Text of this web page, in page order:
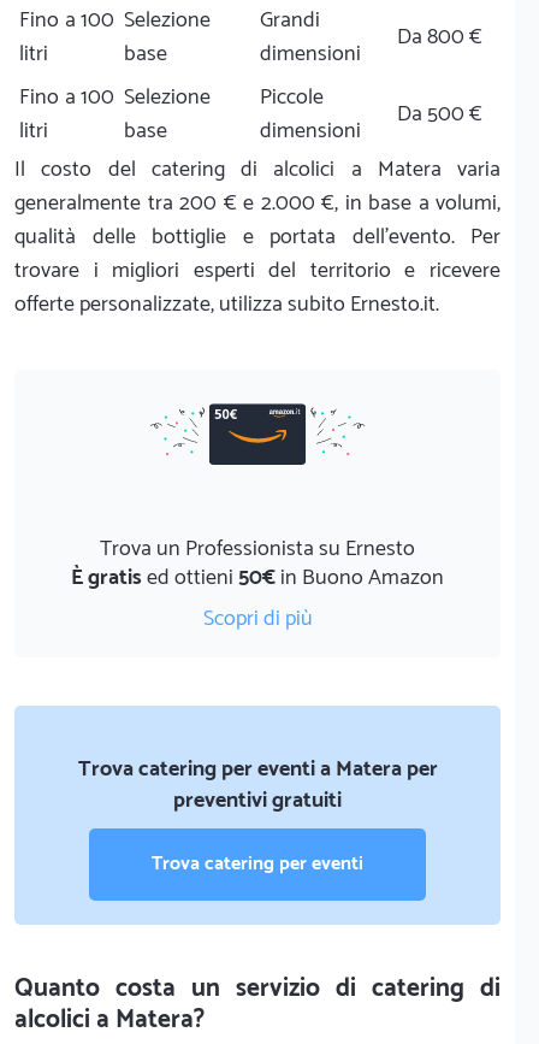
Fino a 100
litri
Selezione
base
Grandi
dimensioni
Da 800 €
Fino a 100
litri
Selezione
base
Piccole
dimensioni
Da 500 €
Il costo del catering di alcolici a Matera varia
generalmente tra 200 € e 2.000 €, in base a volumi,
qualità delle bottiglie e portata dell'evento. Per
trovare i migliori esperti del territorio e ricevere
offerte personalizzate, utilizza subito Ernesto.it.
Trova un Professionista su Ernesto
È gratised ottieni50€in Buono Amazon
Scopri di più
Trova catering per eventi a Matera per
preventivi gratuiti
Trova catering per eventi
Quanto costa un servizio di catering di
alcolici a Matera?